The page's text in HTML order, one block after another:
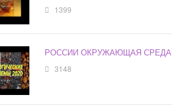
1399
РОССИИ ОКРУЖАЮЩАЯ СРЕДА
3148